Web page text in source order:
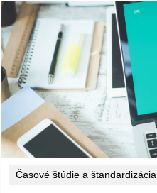
Časové štúdie a štandardizácia